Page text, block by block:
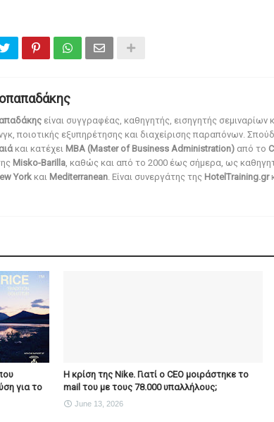
είναι συγγραφέας, καθηγητής, εισηγητής
ποιοτικής εξυπηρέτησης και διαχείρισης παραπόνων.
και κατέχει MBA (Master of Business Administration)από το
Misko-Barilla, καθώς και από το 2000 έως σήμερα, ως
Yorkκαι Mediterranean. Είναι συνεργάτης της HotelTraining.gr
για το
Η κρίση της Nike. Γιατί ο CEO μοιράστηκε το
mail του με τους 78.000 υπαλλήλους;
June 13, 2026